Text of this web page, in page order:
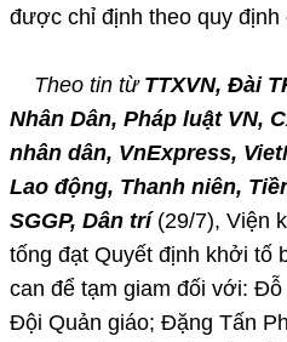
được chỉ định theo quy
Theo tin từ TTXVN, Đài
Nhân Dân, Pháp luật VN,
nhân dân, VnExpress,
Lao động, Thanh niên,
SGGP, Dân trí (29/7), Viện
tống đạt Quyết định khởi tố
can để tạm giam đối với:
Đội Quản giáo; Đặng Tấn